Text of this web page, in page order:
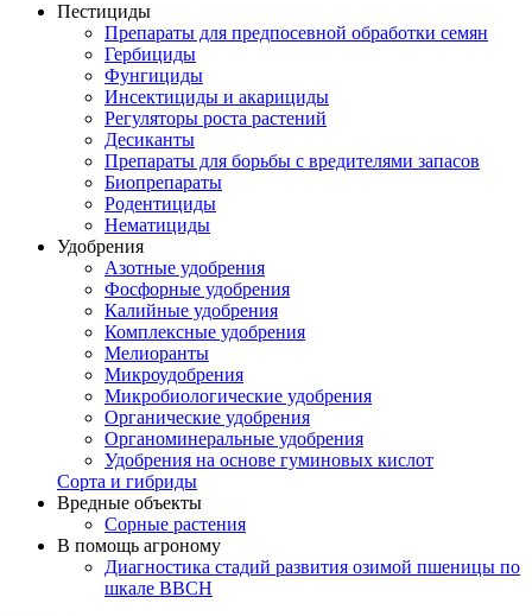
Пестициды
Препараты для предпосевной обработки семян
Гербициды
Фунгициды
Инсектициды и акарициды
Регуляторы роста растений
Десиканты
Препараты для борьбы с вредителями запасов
Биопрепараты
Родентициды
Нематициды
Удобрения
Азотные удобрения
Фосфорные удобрения
Калийные удобрения
Комплексные удобрения
Мелиоранты
Микроудобрения
Микробиологические удобрения
Органические удобрения
Органоминеральные удобрения
Удобрения на основе гуминовых кислот
Сорта и гибриды
Вредные объекты
Сорные растения
В помощь агроному
Диагностика стадий развития озимой пшеницы по
шкале ВВСН